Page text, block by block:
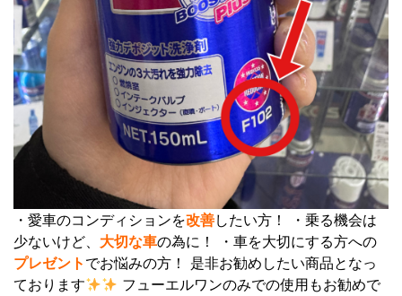
・愛車のコンディションを改善したい方！ ・乗る機会は
少ないけど、 大切な車の為に！ ・車を大切にする方への
プレゼント でお悩みの方！ 是非お勧めしたい商品となっ
ております
フューエルワンのみでの使用もお勧めで